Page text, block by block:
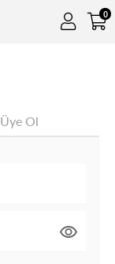
0
Üye Ol